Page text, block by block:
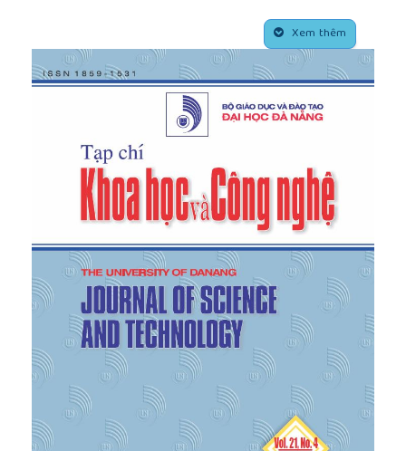
Nguyễn Bảo Hoàng Thanh, “Sử dụng phần mềm
Quest để phân tích câu hỏi trắc nghiệm khách
quan”,Tạp chí Khoa học và Công nghệ - Đại học Đà
Nẵng. Số 2 (25), 2008, p119-126.
[5]Bộ GD & ĐT,Tài liệu hướng dẫn bồi dưỡng giáo
viên phổ thông cốt cán Mô đun 3 Kiểm tra đánh
giá học sinh trung học phổ thông theo hướng phát
triển phẩm chất, năng lực trong dạy học môn Vật
Hà Nội,
[6]Margaret L, Wu Raymond J, Adams Mark R,
Wilson Samuel, ACER conquest version 2.0:
Gereralised item response modelling software
ACER press, 2007.
[7]Phạm Xuân Thanh,Bài giảng Mô hình Rasch và
phân tích dữ liệu bằng phần mềm Quest
, Chương
trình Đào tạo Thạc sĩ Đo lường và Đánh giá, Đại
học Quốc gia Hà Nội 2013.
[8]Nguyễn Thị ngọc Xuân, “Sử dụng phần mềm
Quest/Conquest để phân tích câu hỏi trắc nghiệm
khách quan”,Diễn đàn trao đổi
. Số 12 (tháng 3),
2014, p24-27.
Adams, R. J., & Khoo, S. T,
Quest-Interactive test
Xem thêm